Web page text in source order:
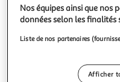
Nos équipes ainsi que nos
données selon les finalités
Liste de nos partenaires
Afficher